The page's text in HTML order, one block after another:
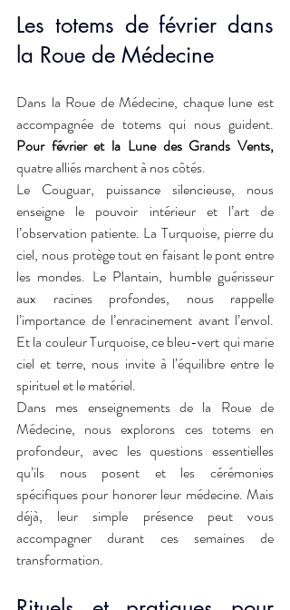
Les totems de février dans
la Roue de Médecine
Dans la Roue de Médecine, chaque lune est
quatre alliés marchent à nos côtés.
Le Couguar, puissance silencieuse, nous
enseigne le pouvoir intérieur et l’art de
l’observation patiente. La Turquoise, pierre du
ciel, nous protège tout en faisant le pont entre
les mondes. Le Plantain, humble guérisseur
aux racines profondes, nous rappelle
l’importance de l’enracinement avant l’envol.
Et la couleur Turquoise, ce bleu-vert qui marie
ciel et terre, nous invite à l’équilibre entre le
spirituel et le matériel.
Dans mes enseignements de la Roue de
Médecine, nous explorons ces totems en
profondeur, avec les questions essentielles
qu’ils nous posent et les cérémonies
spécifiques pour honorer leur médecine. Mais
déjà, leur simple présence peut vous
accompagner durant ces semaines de
transformation.